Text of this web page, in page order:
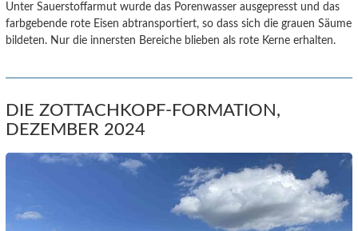
Unter Sauerstoffarmut wurde das Porenwasser ausgepresst und das
farbgebende rote Eisen abtransportiert, so dass sich die grauen Säume
bildeten. Nur die innersten Bereiche blieben als rote Kerne erhalten.
DIE ZOTTACHKOPF-FORMATION,
DEZEMBER 2024